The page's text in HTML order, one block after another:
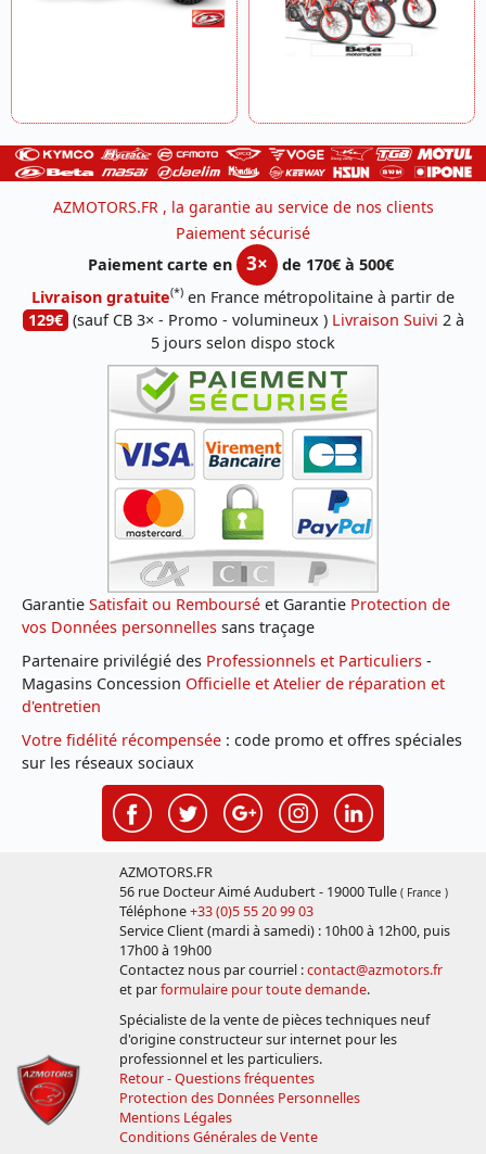
AZMOTORS.FR , la garantie au service de nos clients
Paiement sécurisé
Paiement carte en
3×
de 170€ à 500€
Livraison gratuite(*) en France métropolitaine à partir de
129€ (sauf CB 3× - Promo - volumineux ) Livraison Suivi 2 à
5 jours selon dispo stock
Garantie Satisfait ou Remboursé et Garantie Protection de
vos Données personnelles sans traçage
Partenaire privilégié des Professionnels et Particuliers -
Magasins Concession Officielle et Atelier de réparation et
d'entretien
Votre fidélité récompensée : code promo et offres spéciales
sur les réseaux sociaux
AZMOTORS.FR
56 rue Docteur Aimé Audubert - 19000 Tulle ( France )
Téléphone+33 (0)5 55 20 99 03
Service Client (mardi à samedi) : 10h00 à 12h00, puis
17h00 à 19h00
Contactez nous par courriel :contact@azmotors.fr
et parformulaire pour toute demande.
Spécialiste de la vente de pièces techniques neuf
d'origine constructeur sur internet pour les
professionnel et les particuliers.
Retour - Questions fréquentes
Protection des Données Personnelles
Mentions Légales
Conditions Générales de Vente